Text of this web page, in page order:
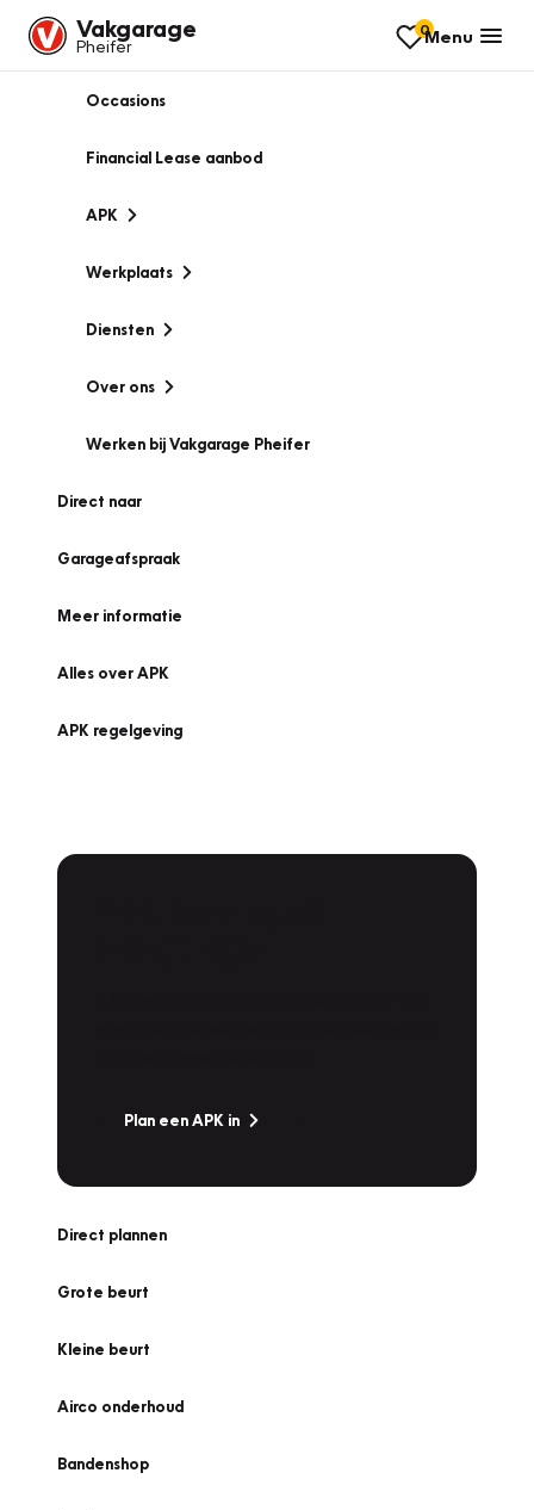
Vakgarage
Pheifer
0Menu
Occasions
Financial Lease aanbod
APK
Werkplaats
Diensten
Over ons
Werken bij Vakgarage Pheifer
Direct naar
Garageafspraak
Meer informatie
Alles over APK
APK regelgeving
Plan een APK in
Direct plannen
Grote beurt
Kleine beurt
Airco onderhoud
Bandenshop